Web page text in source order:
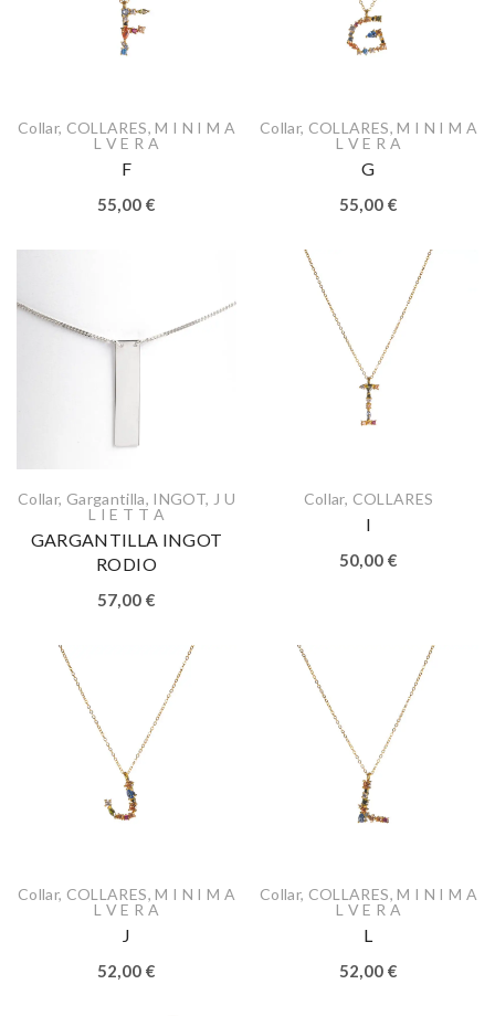
Collar, COLLARES,M I N I M A
L V E R A
F
55,00 €
Collar, COLLARES,M I N I M A
L V E R A
G
55,00 €
Collar, Gargantilla, INGOT, J U
L I E T T A
GARGANTILLA INGOT
RODIO
57,00 €
Collar, COLLARES
I
50,00 €
Collar, COLLARES,M I N I M A
L V E R A
J
52,00 €
Collar, COLLARES,M I N I M A
L V E R A
L
52,00 €